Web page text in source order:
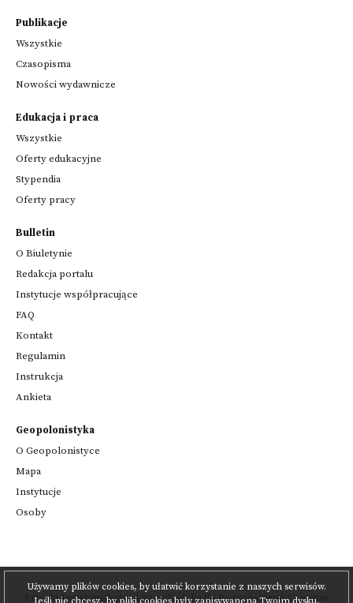
Używamy plików cookies, by ułatwić korzystanie z naszych serwisów.
Publikacje
Wszystkie
Czasopisma
Nowości wydawnicze
Edukacja i praca
Wszystkie
Oferty edukacyjne
Stypendia
Oferty pracy
Bulletin
O Biuletynie
Redakcja portalu
Instytucje współpracujące
FAQ
Kontakt
Regulamin
Instrukcja
Ankieta
Geopolonistyka
O Geopolonistyce
Mapa
Instytucje
Osoby
ProjektInstytutu Badań Literackich PANiPoznańskiego Centrum